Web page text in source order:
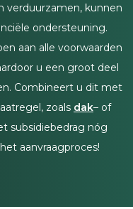
verduurzamen, kunnen
ondersteuning.
aan alle voorwaarden
u een groot deel
Combineert u dit met
zoals dak– of
subsidiebedrag nóg
aanvraagproces!